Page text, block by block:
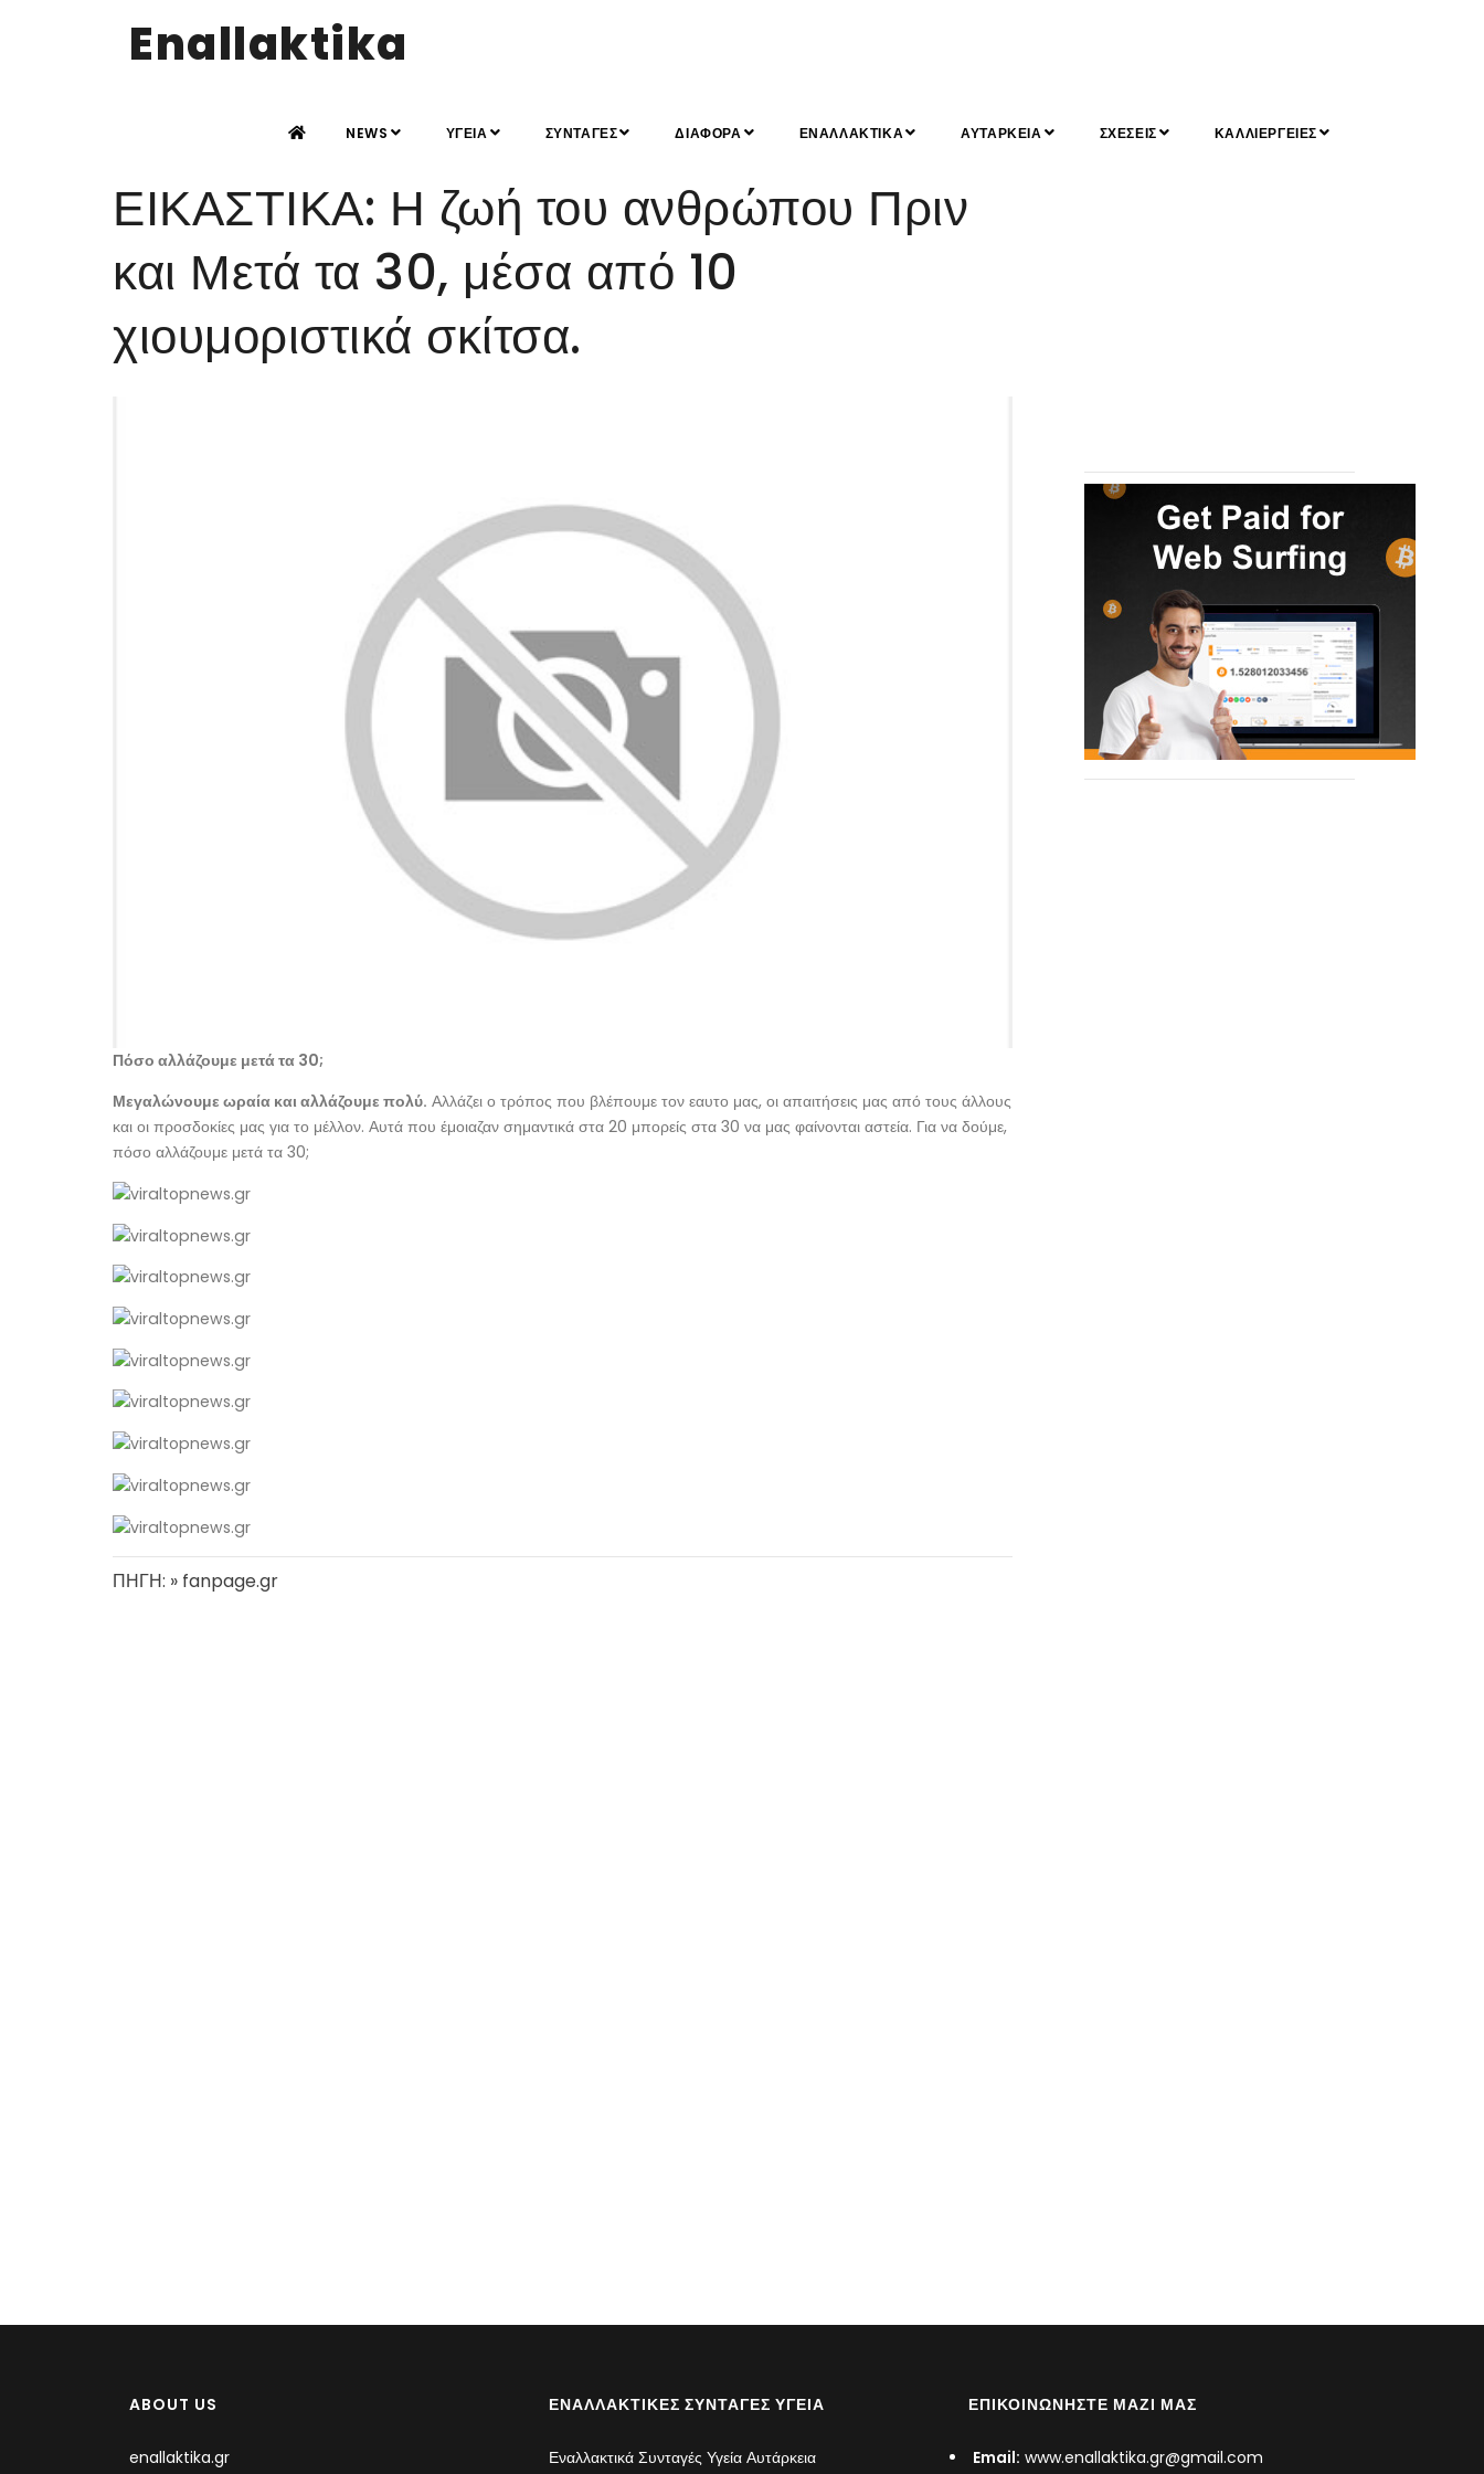
Enallaktika
NEWS ΥΓΕΙΑ ΣΥΝΤΑΓΕΣ ΔΙΑΦΟΡΑ ΕΝΑΛΛΑΚΤΙΚΑ ΑΥΤΑΡΚΕΙΑ ΣΧΕΣΕΙΣ ΚΑΛΛΙΕΡΓΕΙΕΣ
ΕΙΚΑΣΤΙΚΑ: Η ζωή του ανθρώπου Πριν
και Μετά τα 30, μέσα από 10
χιουμοριστικά σκίτσα.
Πόσο αλλάζουμε μετά τα 30;
Μεγαλώνουμε ωραία και αλλάζουμε πολύ. Αλλάζει ο τρόπος που βλέπουμε τον εαυτο μας, οι απαιτήσεις μας από τους άλλους
και οι προσδοκίες μας για το μέλλον. Αυτά που έμοιαζαν σημαντικά στα 20 μπορείς στα 30 να μας φαίνονται αστεία. Για να δούμε,
πόσο αλλάζουμε μετά τα 30;
ΠΗΓΗ: » fanpage.gr
ABOUT US
enallaktika.gr
ΕΝΑΛΛΑΚΤΙΚΈΣ ΣΥΝΤΑΓΈΣ ΥΓΕΊΑ
Εναλλακτικά Συνταγές Υγεία Αυτάρκεια
ΕΠΙΚΟΙΝΩΝΉΣΤΕ ΜΑΖΊ ΜΑΣ
Email: www.enallaktika.gr@gmail.com